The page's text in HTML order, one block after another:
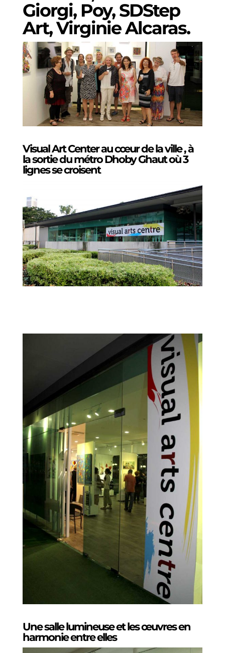
Giorgi, Poy, SDStep
Art, Virginie Alcaras.
Visual Art Center au cœur de la ville , à
la sortie du métro Dhoby Ghaut où 3
lignes se croisent
Une salle lumineuse et les œuvres en
harmonie entre elles